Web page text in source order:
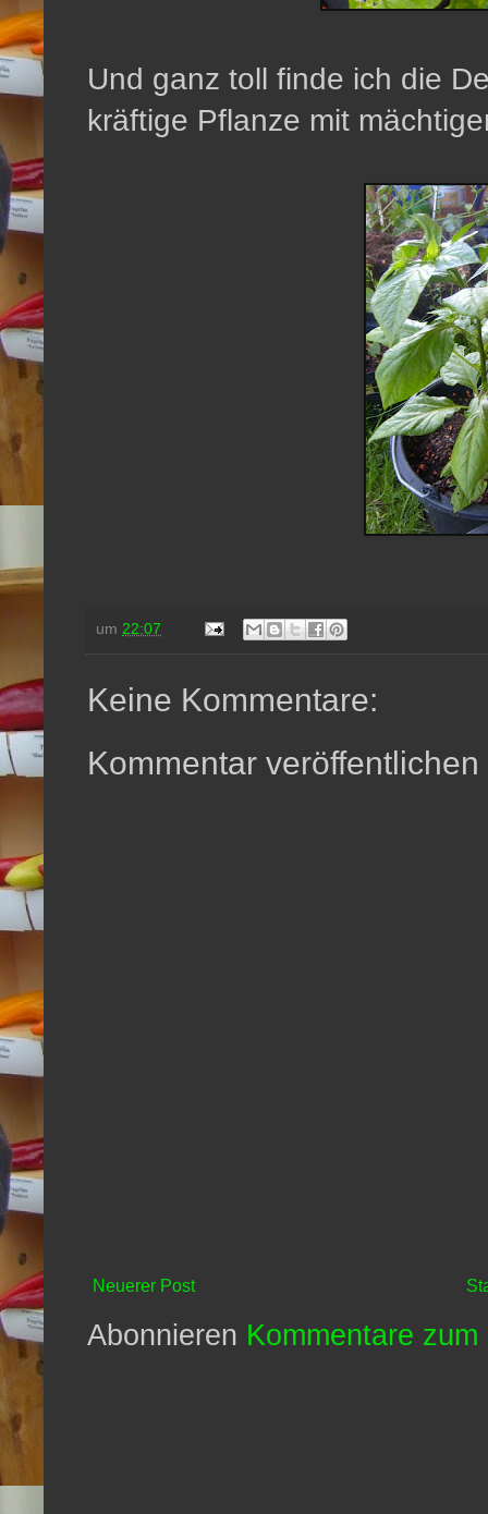
Und ganz toll finde ich die
kräftige Pflanze mit
um 22:07
Keine Kommentare:
Kommentar veröffentlichen
Neuerer Post
Abonnieren Kommentare